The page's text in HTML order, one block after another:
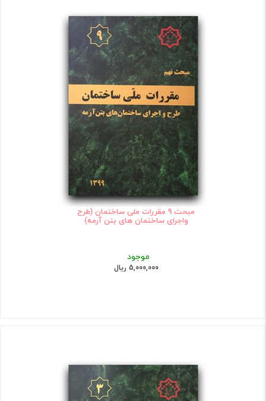
مبحث 9 مقررات ملی ساختمان (طرح
واجرای ساختمان های بتن آرمه)
موجود
5,000,000 ریال